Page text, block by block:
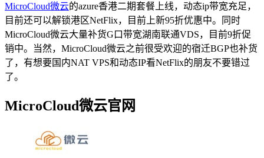
MicroCloud微云的azure香港二期套餐上线，动态ip带宽充足，
目前还可以解锁港区NetFlix，目前上新95折优惠中。同时
MicroCloud微云大量补货G口带宽湖南联通VDS，目前9折促
销中。当然，MicroCloud微云之前很受欢迎的宿迁BGP也补货
了，有想要国内NAT VPS和动态IP看NetFlix的朋友不要错过
了。
MicroCloud微云官网